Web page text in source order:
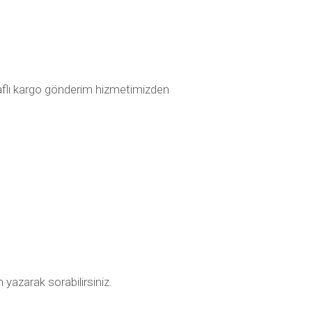
kargo gönderim hizmetimizden
yazarak sorabilirsiniz.